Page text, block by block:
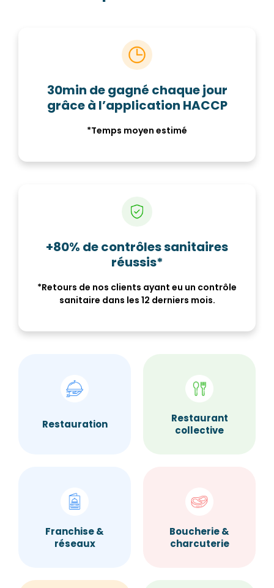
Restauration
Restaurant
collective
Franchise &
réseaux
Boucherie &
charcuterie
30min de gagné chaque jour
grâce à l’application HACCP
*Temps moyen estimé
+80% de contrôles sanitaires
réussis*
*Retours de nos clients ayant eu un contrôle
sanitaire dans les 12 derniers mois.